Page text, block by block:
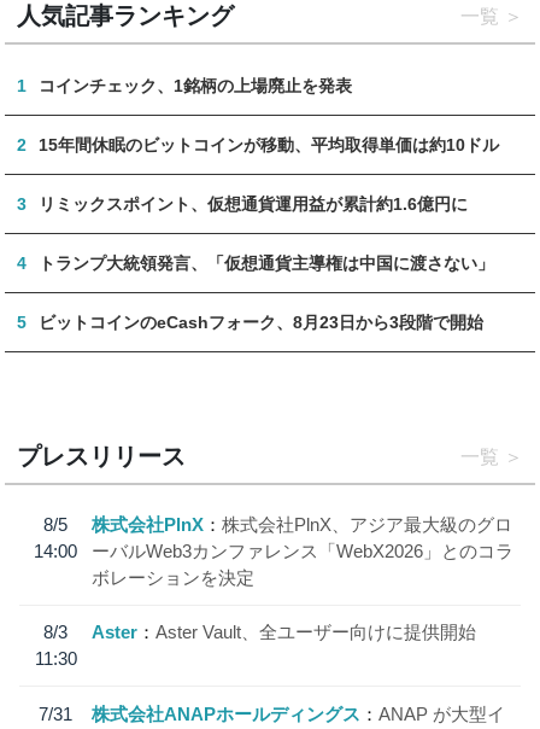
人気記事ランキング 一覧
1 コインチェック、1銘柄の上場廃止を発表
2 15年間休眠のビットコインが移動、平均取得単価は約10ドル
3 リミックスポイント、仮想通貨運用益が累計約1.6億円に
4 トランプ大統領発言、「仮想通貨主導権は中国に渡さない」
5 ビットコインのeCashフォーク、8月23日から3段階で開始
プレスリリース 一覧
8/5
14:00
株式会社PlnX
株式会社PlnX、アジア最大級のグロ
ーバルWeb3カンファレンス「WebX2026」とのコラ
ボレーションを決定
8/3
11:30
Aster Aster Vault、全ユーザー向けに提供開始
7/31
株式会社ANAPホールディングス
ANAP が大型イ